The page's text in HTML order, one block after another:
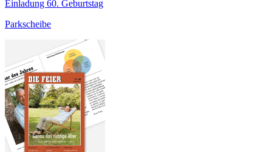
Einladung 60. Geburtstag
Parkscheibe